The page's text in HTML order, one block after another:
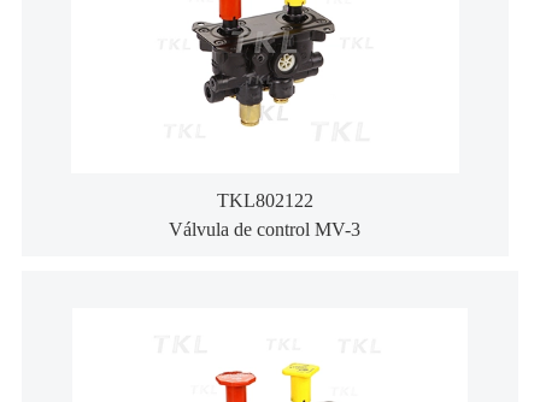
TKL802122
Válvula de control MV-3